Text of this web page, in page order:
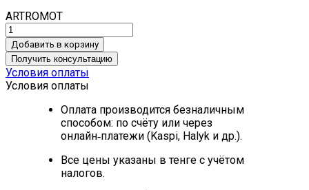
ARTROMOT
Добавить в корзину
Получить консультацию
Условия оплаты
Условия оплаты
Оплата производится безналичным
способом: по счёту или через
онлайн‑платежи (Kaspi, Halyk и др.).
Все цены указаны в тенге с учётом
налогов.